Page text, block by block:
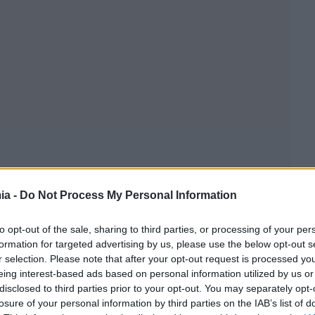
- Do Not Process My Personal Information
opt-out of the sale, sharing to third parties, or processing of your
for targeted advertising by us, please use the below opt-out
selection. Please note that after your opt-out request is processed
interest-based ads based on personal information utilized by us
to third parties prior to your opt-out. You may separately
of your personal information by third parties on the IAB’s list of
13337 ΕΞ 26-01-2026 που δημοσιεύθηκε στην
01-2026), οι τροποποιήσεις του προγράμματος «Σπίτι
αλλά και τις οριζόντιες ιδιοκτησίες.
επιφάνειας των 150 τετραγωνικών μέτρων δεν